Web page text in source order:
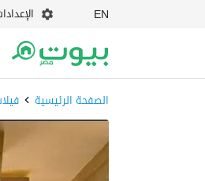
EN
الصفحة الرئيسية